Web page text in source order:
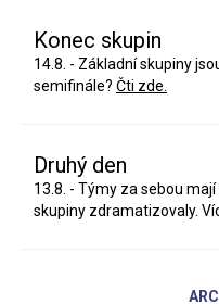
Konec skupin
14.8. - Základní skupiny
semifinále? Čti zde.
Druhý den
13.8. - Týmy za sebou
skupiny zdramatizovaly.